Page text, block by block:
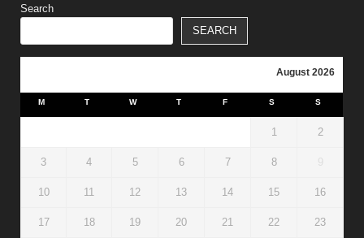
Search
SEARCH
August 2026
M T W T F S S
1 2
3 4 5 6 7 8
10 11 12 13 14 15 16
17 18 19 20 21 22 23